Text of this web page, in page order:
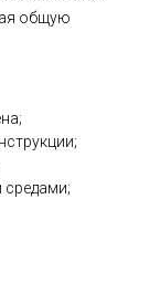
общую